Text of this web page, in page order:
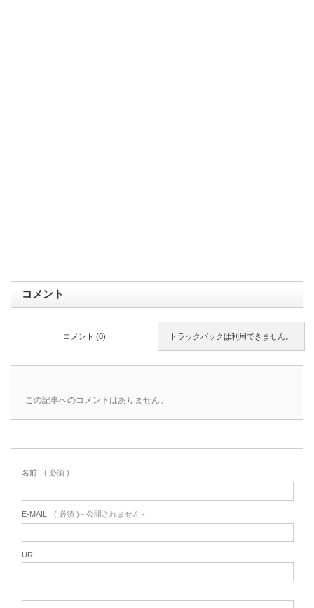
コメント
トラックバックは利用できません。
コメント (0)
この記事へのコメントはありません。
名前 ( 必須 )
E-MAIL ( 必須 ) - 公開されません -
URL